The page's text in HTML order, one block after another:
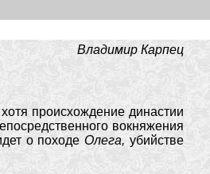
Владимир Карпец
происхождение династии
вокняжения
о походеОлега,убийстве